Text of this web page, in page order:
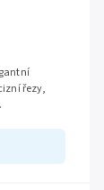
řezy,